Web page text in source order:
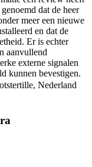
dat de heer
meer een nieuwe
en dat de
Er is echter
aanvullend
externe signalen
kunnen bevestigen.
Nederland